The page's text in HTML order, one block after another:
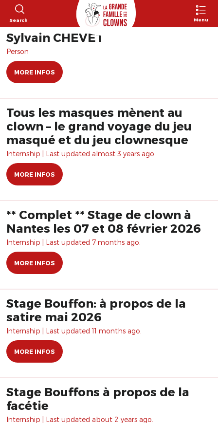
Search Menu
Sylvain CHEVET
Person
MORE INFOS
Tous les masques mènent au
clown – le grand voyage du jeu
masqué et du jeu clownesque
Internship | Last updated almost 3 years ago.
MORE INFOS
** Complet ** Stage de clown à
Nantes les 07 et 08 février 2026
Internship | Last updated 7 months ago.
MORE INFOS
Stage Bouffon: à propos de la
satire mai 2026
Internship | Last updated 11 months ago.
MORE INFOS
Stage Bouffons à propos de la
facétie
Internship | Last updated about 2 years ago.